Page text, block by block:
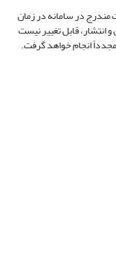
مندرج در سامانه در زمان
قابل تغییر نیست
انجام خواهد گرفت.